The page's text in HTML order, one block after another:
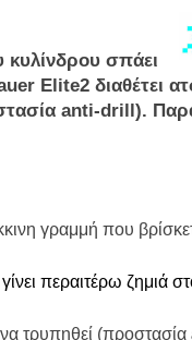
κυλίνδρου σπάει
Elite2 διαθέτει
anti-drill).
γραμμή που
περαιτέρω ζημιά
τρυπηθεί (προστασία